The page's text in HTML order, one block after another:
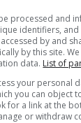
integrali
in
processed and
identifiers,
by and
by this site.
data. List of
your personal
you can object
for a link at the
or withdraw